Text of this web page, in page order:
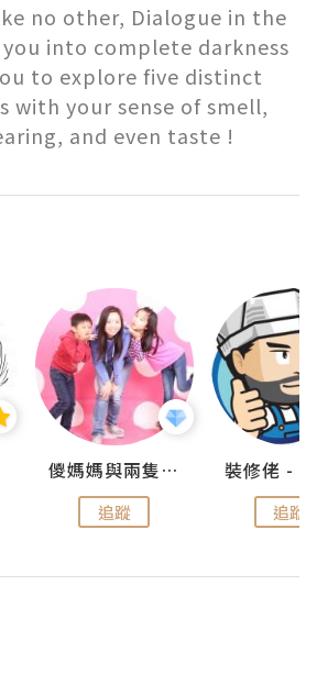
no other, Dialogue in the
you into complete darkness
to explore five distinct
with your sense of smell,
and even taste !
儍媽媽與兩隻小魔怪之家
追蹤 追蹤